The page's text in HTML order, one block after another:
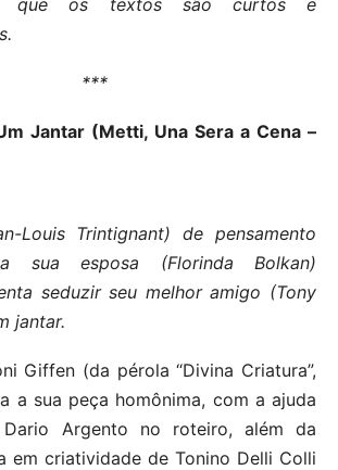
que os textos são curtos e
***
Jantar (Metti, Una Sera a Cena –
Louis Trintignant) de pensamento
sua esposa (Florinda Bolkan)
seduzir seu melhor amigo (Tony
jantar.
Giffen (da pérola “Divina Criatura”,
a sua peça homônima, com a ajuda
Argento no roteiro, além da
em criatividade de Tonino Delli Colli